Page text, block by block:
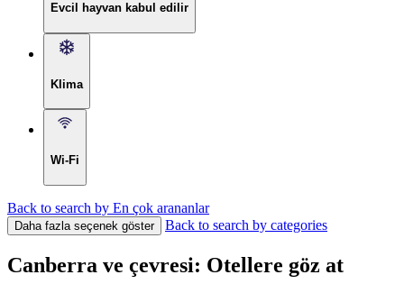
Evcil hayvan kabul edilir
Klima
Wi-Fi
Back to search by En çok arananlar
Daha fazla seçenek göster Back to search by categories
Canberra ve çevresi: Otellere göz at